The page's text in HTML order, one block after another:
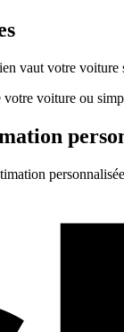
vaut votre voiture
voiture ou